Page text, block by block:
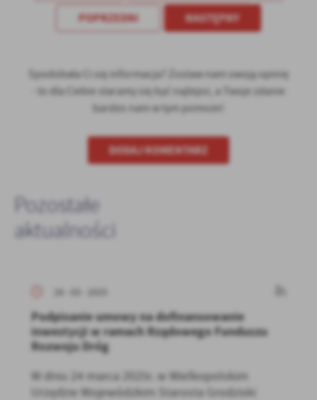
POPRZEDNI NASTĘPNY
Spodobała Ci się informacja? Zostaw nam swoją opinię
- to dla Ciebie staramy się być najlepsi, a Twoje zdanie
bardzo nam w tym pomoże!
DODAJ KOMENTARZ
Pozostałe
aktualności
24 - 03 - 2025
Podpisanie umowy na dofinansowanie
inwestycji w ramach Rządowego Funduszu
Rozwoju Dróg
W dniu 24 marca 2025r. w Wielkopolskim
Urzędzie Wojewódzkim Starosta Grodziski